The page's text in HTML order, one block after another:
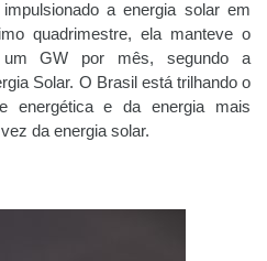
a energia solar em
quadrimestre, ela manteve o
GW por mês, segundo a
Solar. O Brasil está trilhando o
energética e da energia mais
da energia solar.